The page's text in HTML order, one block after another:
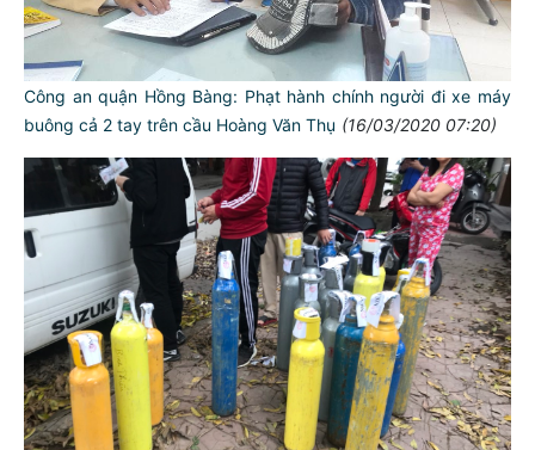
Công an quận Hồng Bàng: Phạt hành chính người đi xe máy
buông cả 2 tay trên cầu Hoàng Văn Thụ (16/03/2020 07:20)